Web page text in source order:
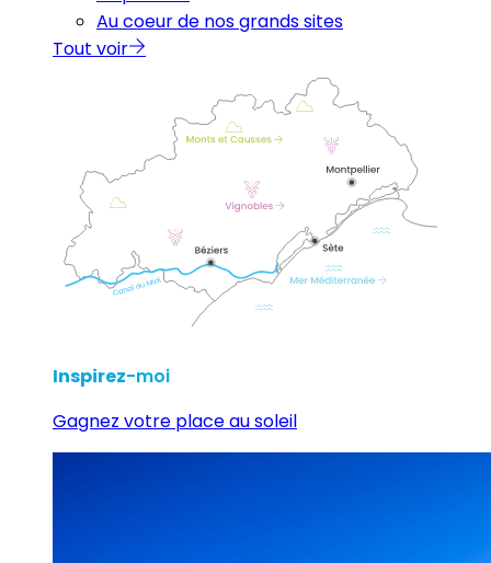
Au coeur de nos grands sites
Tout voir
Inspirez-moi
Gagnez votre place au soleil